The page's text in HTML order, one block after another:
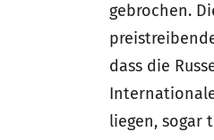
gebrochen.
dass die
liegen, sogar